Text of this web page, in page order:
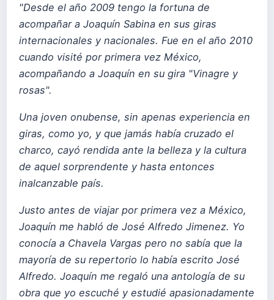
"Desde el año 2009 tengo la fortuna de
acompañar a Joaquín Sabina en sus giras
internacionales y nacionales. Fue en el año 2010
cuando visité por primera vez México,
acompañando a Joaquín en su gira "Vinagre y
rosas".
Una joven onubense, sin apenas experiencia en
giras, como yo, y que jamás había cruzado el
charco, cayó rendida ante la belleza y la cultura
de aquel sorprendente y hasta entonces
inalcanzable país.
Justo antes de viajar por primera vez a México,
Joaquín me habló de José Alfredo Jimenez. Yo
conocía a Chavela Vargas pero no sabía que la
mayoría de su repertorio lo había escrito José
Alfredo. Joaquín me regaló una antología de su
obra que yo escuché y estudié apasionadamente